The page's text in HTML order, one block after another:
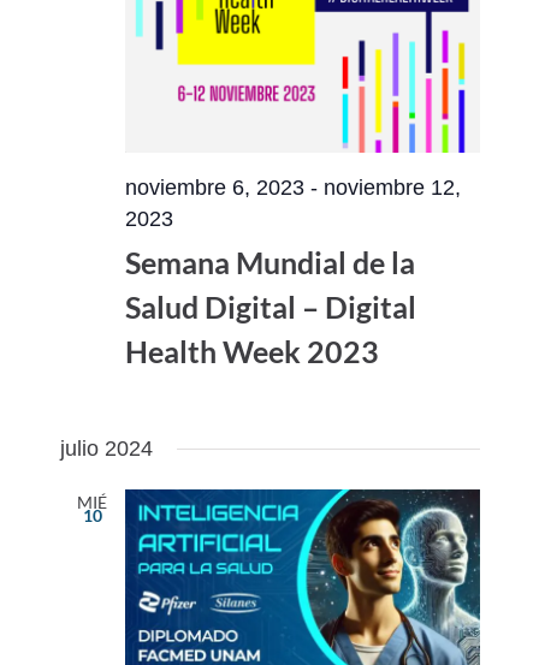
noviembre 6, 2023- noviembre 12,
2023
Semana Mundial de la
Salud Digital – Digital
Health Week 2023
julio 2024
MIÉ
10